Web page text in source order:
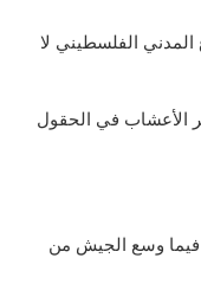
الفلسطيني لا
الأعشاب في الحقول
اعتداءاتهم فيما وسع الجيش من